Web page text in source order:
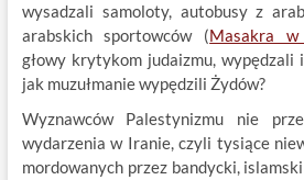
wysadzali samoloty, autobusy z
arabskich sportowców (Masakra w
głowy krytykom judaizmu, wypędzali
jak muzułmanie wypędzili Żydów?
Wyznawców Palestynizmu nie
wydarzenia w Iranie, czyli tysiące
mordowanych przez bandycki,